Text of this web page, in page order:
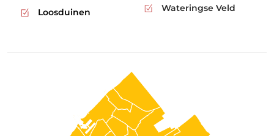
Loosduinen
Wateringse Veld